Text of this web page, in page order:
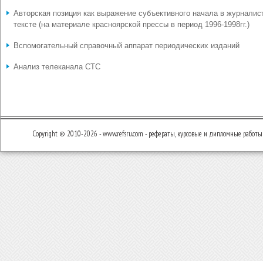
Авторская позиция как выражение субъективного начала в
тексте (на материале красноярской прессы в период 1996-1998гг.)
Вспомогательный справочный аппарат периодических изданий
Анализ телеканала СТС
Copyright © 2010-2026 - www.refsru.com - рефераты, курсовые и дипломные работы